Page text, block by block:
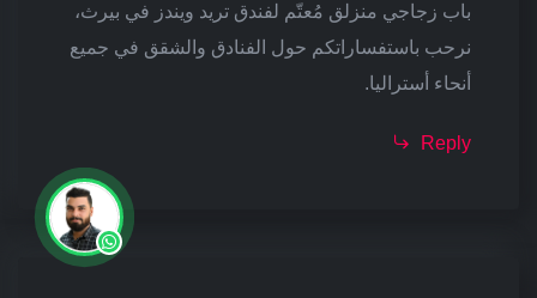
باب زجاجي منزلق مُعتّم لفندق تريد ويندز في بيرث،
نرحب باستفساراتكم حول الفنادق والشقق في جميع
أنحاء أستراليا.
Reply